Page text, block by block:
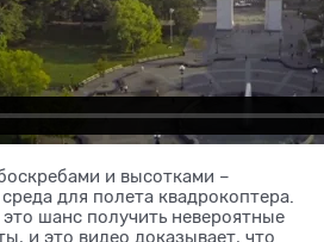
и высотками –
для полета квадрокоптера.
шанс получить невероятные
и это видео доказывает, что